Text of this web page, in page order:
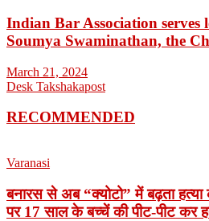
Indian Bar Association serves
Soumya Swaminathan, the
March 21, 2024
Desk Takshakapost
RECOMMENDED
Varanasi
बनारस से अब “क्योटो” में बढ़ता
पर 17 साल के बच्चें की पीट-पीट कर